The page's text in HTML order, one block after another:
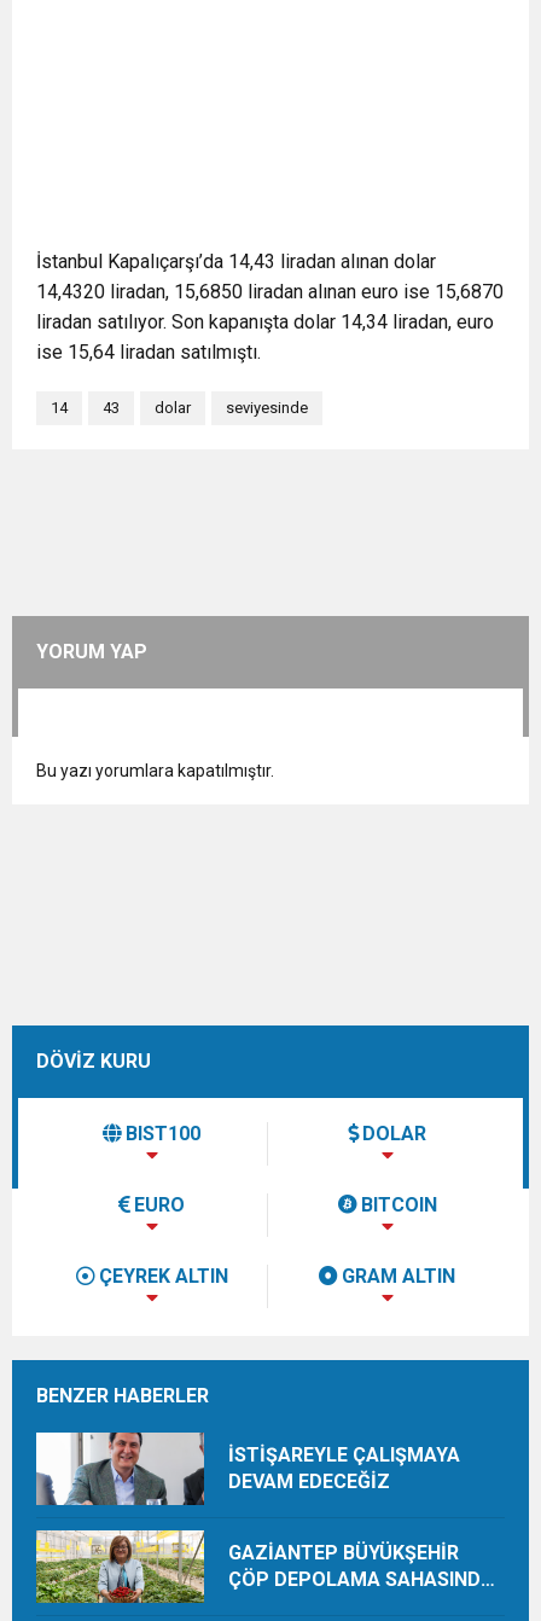
İstanbul Kapalıçarşı’da 14,43 liradan alınan dolar
14,4320 liradan, 15,6850 liradan alınan euro ise 15,6870
liradan satılıyor. Son kapanışta dolar 14,34 liradan, euro
ise 15,64 liradan satılmıştı.
14 43 dolar seviyesinde
YORUM YAP
Bu yazı yorumlara kapatılmıştır.
DÖVİZ KURU
BIST100 DOLAR
EURO BITCOIN
ÇEYREK ALTIN GRAM ALTIN
BENZER HABERLER
İSTİŞAREYLE ÇALIŞMAYA
DEVAM EDECEĞİZ
GAZİANTEP BÜYÜKŞEHİR
ÇÖP DEPOLAMA SAHASINDA